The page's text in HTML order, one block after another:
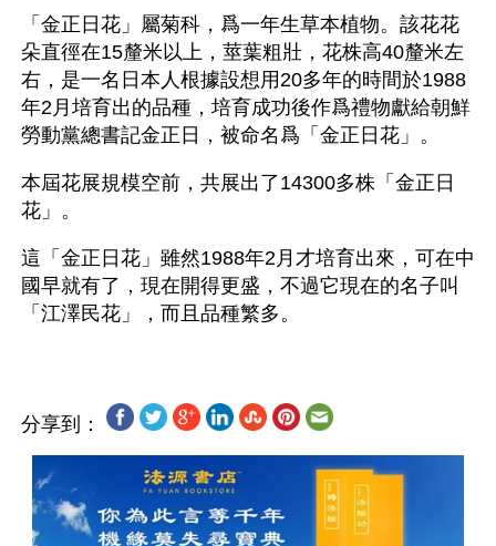
「金正日花」屬菊科，爲一年生草本植物。該花花
朵直徑在15釐米以上，莖葉粗壯，花株高40釐米左
右，是一名日本人根據設想用20多年的時間於1988
年2月培育出的品種，培育成功後作爲禮物獻給朝鮮
勞動黨總書記金正日，被命名爲「金正日花」。
本屆花展規模空前，共展出了14300多株「金正日
花」。
這「金正日花」雖然1988年2月才培育出來，可在中
國早就有了，現在開得更盛，不過它現在的名子叫
分享到：